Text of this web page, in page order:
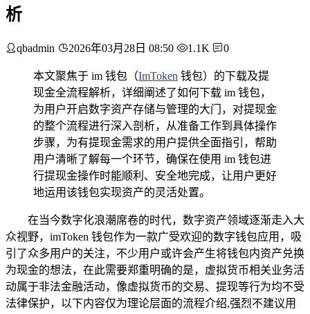
析
qbadmin 2026年03月28日 08:50 1.1K 0
本文聚焦于 im 钱包（ImToken 钱包）的下载及提
现金全流程解析，详细阐述了如何下载 im 钱包，
为用户开启数字资产存储与管理的大门，对提现金
的整个流程进行深入剖析，从准备工作到具体操作
步骤，为有提现金需求的用户提供全面指引，帮助
用户清晰了解每一个环节，确保在使用 im 钱包进
行提现金操作时能顺利、安全地完成，让用户更好
地运用该钱包实现资产的灵活处置。
在当今数字化浪潮席卷的时代，数字资产领域逐渐走入大
众视野，imToken 钱包作为一款广受欢迎的数字钱包应用，吸
引了众多用户的关注，不少用户或许会产生将钱包内资产兑换
为现金的想法，在此需要郑重明确的是，虚拟货币相关业务活
动属于非法金融活动，像虚拟货币的交易、提现等行为均不受
法律保护，以下内容仅为理论层面的流程介绍,强烈不建议用